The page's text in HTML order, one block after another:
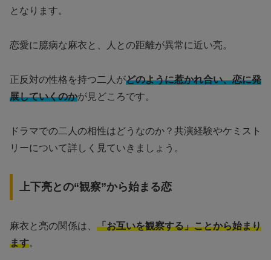
となります。
恋愛に臆病な麻衣と、人との距離が異常に近い亮。
正反対の性格を持つ二人がどのように惹かれ合い、恋に発
展していくのかが見どころです。
ドラマでの二人の相性はどうなのか？共演経験やケミスト
リーについて詳しく見ていきましょう。
上下亮との“観察”から始まる恋
麻衣と亮の関係は、 「お互いを観察する」ことから始まり
ます。